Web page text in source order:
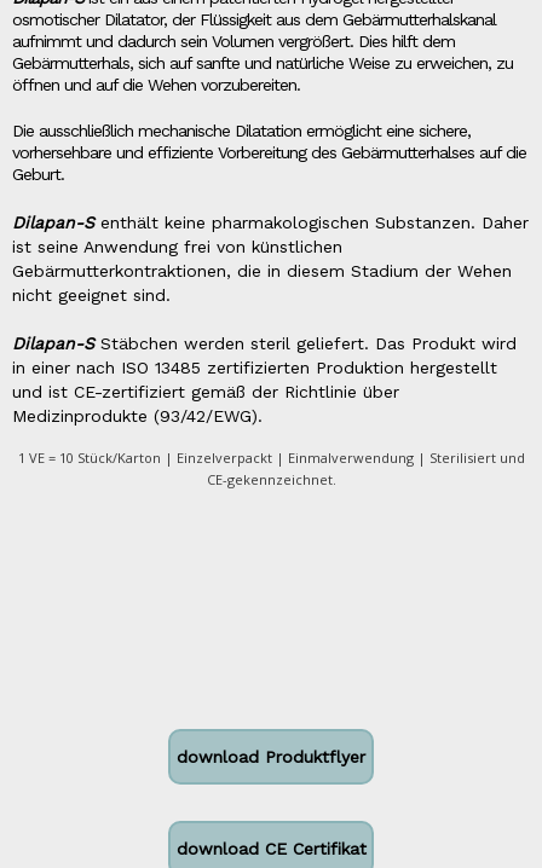
osmotischer Dilatator, der Flüssigkeit aus dem Gebärmutterhalskanal
aufnimmt und dadurch sein Volumen vergrößert. Dies hilft dem
Gebärmutterhals, sich auf sanfte und natürliche Weise zu erweichen, zu
öffnen und auf die Wehen vorzubereiten.
Die ausschließlich mechanische Dilatation ermöglicht eine sichere,
vorhersehbare und effiziente Vorbereitung des Gebärmutterhalses auf die
Geburt.
Dilapan-Senthält keine pharmakologischen Substanzen. Daher
ist seine Anwendung frei von künstlichen
Gebärmutterkontraktionen, die in diesem Stadium der Wehen
nicht geeignet sind.
Dilapan-SStäbchen werden steril geliefert. Das Produkt wird
in einer nach ISO 13485 zertifizierten Produktion hergestellt
und ist CE-zertifiziert gemäß der Richtlinie über
Medizinprodukte (93/42/EWG).
1 VE = 10 Stück/Karton | Einzelverpackt | Einmalverwendung | Sterilisiert und
CE-gekennzeichnet.
download Produktflyer
download CE Certifikat